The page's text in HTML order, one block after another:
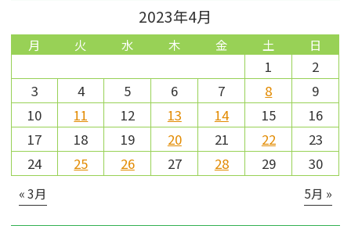
2023年4月
月 火 水 木 金 土 日
1
2
3
4 5 6 7 8
9
10
11 12 13 14 15
16
17
18 19 20 21 22
23
24
25 26 27 28 29 30
« 3月 5月 »